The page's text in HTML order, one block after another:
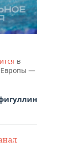
в
Европы —